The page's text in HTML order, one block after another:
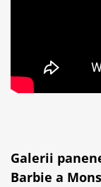
Galerii
Barbie a